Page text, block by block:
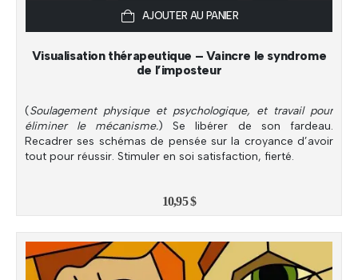
AJOUTER AU PANIER
Visualisation thérapeutique – Vaincre le syndrome
de l’imposteur
(Soulagement physique et psychologique, et travail pour
éliminer le mécanisme.) Se libérer de son fardeau.
Recadrer ses schémas de pensée sur la croyance d’avoir
tout pour réussir. Stimuler en soi satisfaction, fierté.
10,95$